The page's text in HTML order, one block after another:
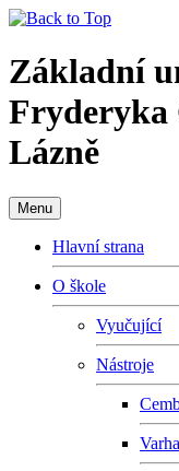
Základní
Fryderyka
Lázně
Menu
Hlavní strana
O škole
Vyučující
Nástroje